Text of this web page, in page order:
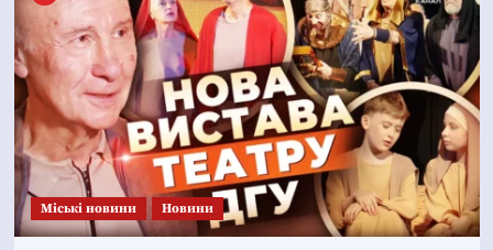
Mіські новини Новини